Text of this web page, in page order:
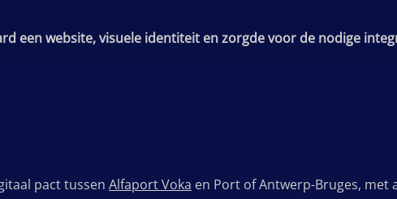
een website, visuele identiteit en zorgde voor de nodige
pact tussen Alfaport Voka en Port of Antwerp-Bruges, met